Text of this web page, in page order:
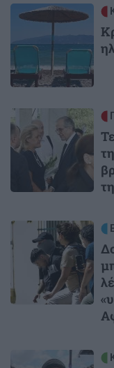
Image
Image
Image